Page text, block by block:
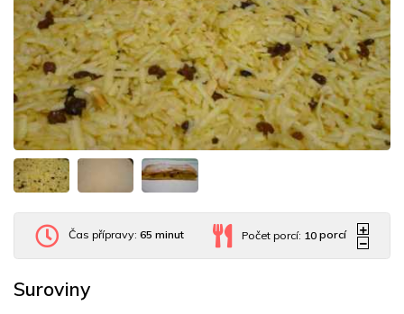
Čas přípravy:65 minut Počet porcí: 10 porcí
Suroviny